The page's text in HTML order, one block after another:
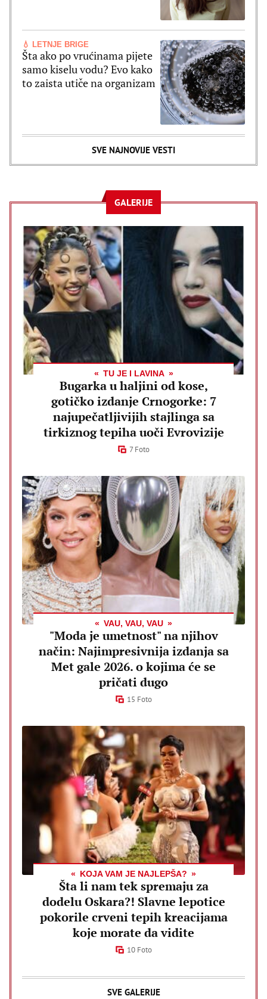
💧 LETNJE BRIGE
Šta ako po vrućinama pijete
samo kiselu vodu? Evo kako
to zaista utiče na organizam
SVE NAJNOVIJE VESTI
GALERIJE
TU JE I LAVINA
Bugarka u haljini od kose,
gotičko izdanje Crnogorke: 7
najupečatljivijih stajlinga sa
tirkiznog tepiha uoči Evrovizije
7 Foto
VAU, VAU, VAU
"Moda je umetnost" na njihov
način: Najimpresivnija izdanja sa
Met gale 2026. o kojima će se
pričati dugo
15 Foto
KOJA VAM JE NAJLEPŠA?
Šta li nam tek spremaju za
dodelu Oskara?! Slavne lepotice
pokorile crveni tepih kreacijama
koje morate da vidite
10 Foto
SVE GALERIJE